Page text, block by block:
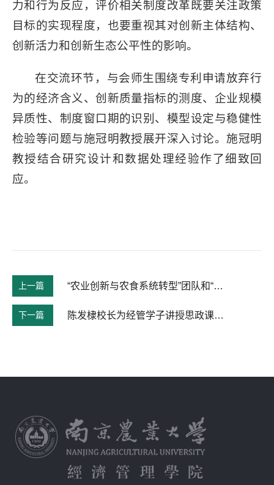
力和行为反应，评价相关制度改革既要关注政策
目标的实现程度，也要重视其对创新主体结构、
创新活力和创新生态公平性的影响。
在交流环节，与会师生围绕专利申请放弃行
为的经济含义、创新质量指标的测度、企业规模
异质性、制度窗口期的识别、模型设定与稳健性
检验等问题与施冠明教授展开深入讨论。施冠明
教授结合研究设计和数据处理经验作了细致回
应。
上一篇 “农业创新与农食系统转型”团队和“农业农村现代化转型”团队联合举办研讨会
下一篇 陈发棣校长为经管学子讲授思政课，共话农业强国建设